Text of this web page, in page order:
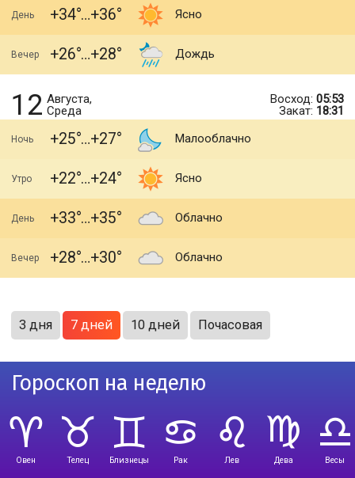
День +34 +36 Ясно
Вечер +26 +28 Дождь
12 Августа,
Среда
Восход: 05:53
Закат: 18:31
Ночь +25 +27 Малооблачно
Утро +22 +24 Ясно
День +33 +35 Облачно
Вечер +28 +30 Облачно
3 дня 7 дней 10 дней Почасовая
Гороскоп на неделю
Овен Телец Близнецы Рак Лев Дева Весы